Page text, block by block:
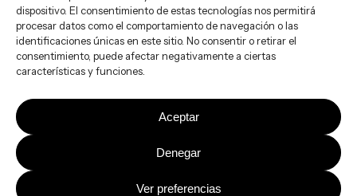
dispositivo. El consentimiento de estas tecnologías nos permitirá
procesar datos como el comportamiento de navegación o las
identificaciones únicas en este sitio. No consentir o retirar el
consentimiento, puede afectar negativamente a ciertas
características y funciones.
Aceptar
Denegar
Ver preferencias